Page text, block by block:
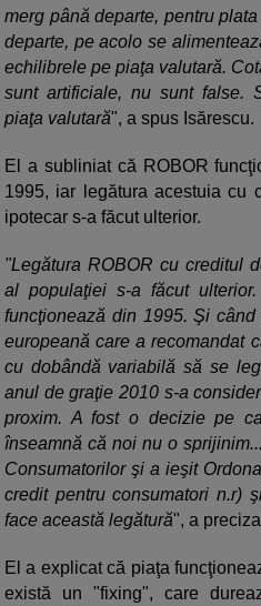
merg până departe, pentru
departe, pe acolo se
echilibrele pe piaţa valutară.
sunt artificiale, nu sunt false.
piaţa valutară", a spus Isărescu.
El a subliniat că ROBOR
1995, iar legătura acestuia cu
ipotecar s-a făcut ulterior.
"Legătura ROBOR cu creditul
al populaţiei s-a făcut
funcţionează din 1995. Şi
europeană care a recomandat
cu dobândă variabilă să se
anul de graţie 2010 s-a
proxim. A fost o decizie pe
înseamnă că noi nu o
Consumatorilor şi a ieşit
credit pentru consumatori n.r)
face această legătură", a
El a explicat că piaţa
există un "fixing", care